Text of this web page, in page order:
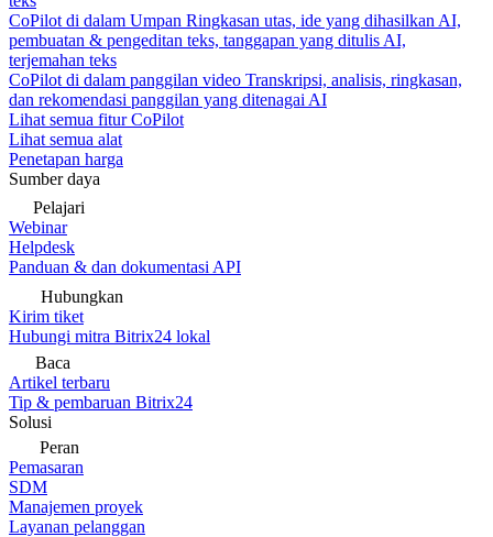
CoPilot di dalam Umpan Ringkasan utas, ide yang dihasilkan AI,
pembuatan & pengeditan teks, tanggapan yang ditulis AI,
terjemahan teks
CoPilot di dalam panggilan video Transkripsi, analisis, ringkasan,
dan rekomendasi panggilan yang ditenagai AI
Lihat semua fitur CoPilot
Lihat semua alat
Penetapan harga
Sumber daya
Pelajari
Webinar
Helpdesk
Panduan & dan dokumentasi API
Hubungkan
Kirim tiket
Hubungi mitra Bitrix24 lokal
Baca
Artikel terbaru
Tip & pembaruan Bitrix24
Solusi
Peran
Pemasaran
SDM
Manajemen proyek
Layanan pelanggan